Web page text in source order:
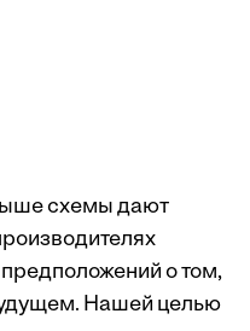
схемы дают
о том,
Нашей целью